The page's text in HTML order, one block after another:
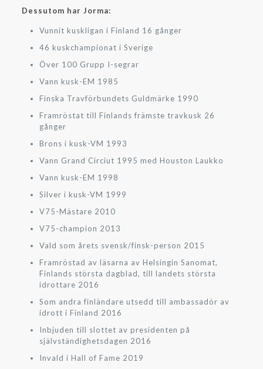
Dessutom har Jorma:
Vunnit kuskligan i Finland 16 gånger
46 kuskchampionat i Sverige
Över 100 Grupp I-segrar
Vann kusk-EM 1985
Finska Travförbundets Guldmärke 1990
Framröstat till Finlands främste travkusk 26
gånger
Brons i kusk-VM 1993
Vann Grand Circiut 1995 med Houston Laukko
Vann kusk-EM 1998
Silver i kusk-VM 1999
V75-Mästare 2010
V75-champion 2013
Vald som årets svensk/finsk-person 2015
Framröstad av läsarna av Helsingin Sanomat,
Finlands största dagblad, till landets största
idrottare 2016
Som andra finländare utsedd till ambassadör av
idrott i Finland 2016
Inbjuden till slottet av presidenten på
självständighetsdagen 2016
Invald i Hall of Fame 2019